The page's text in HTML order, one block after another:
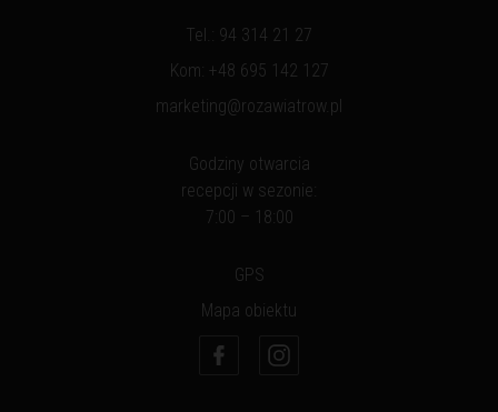
Tel.: 94 314 21 27
Kom: +48 695 142 127
marketing@rozawiatrow.pl
Godziny otwarcia
recepcji w sezonie:
7:00 – 18:00
GPS
Mapa obiektu